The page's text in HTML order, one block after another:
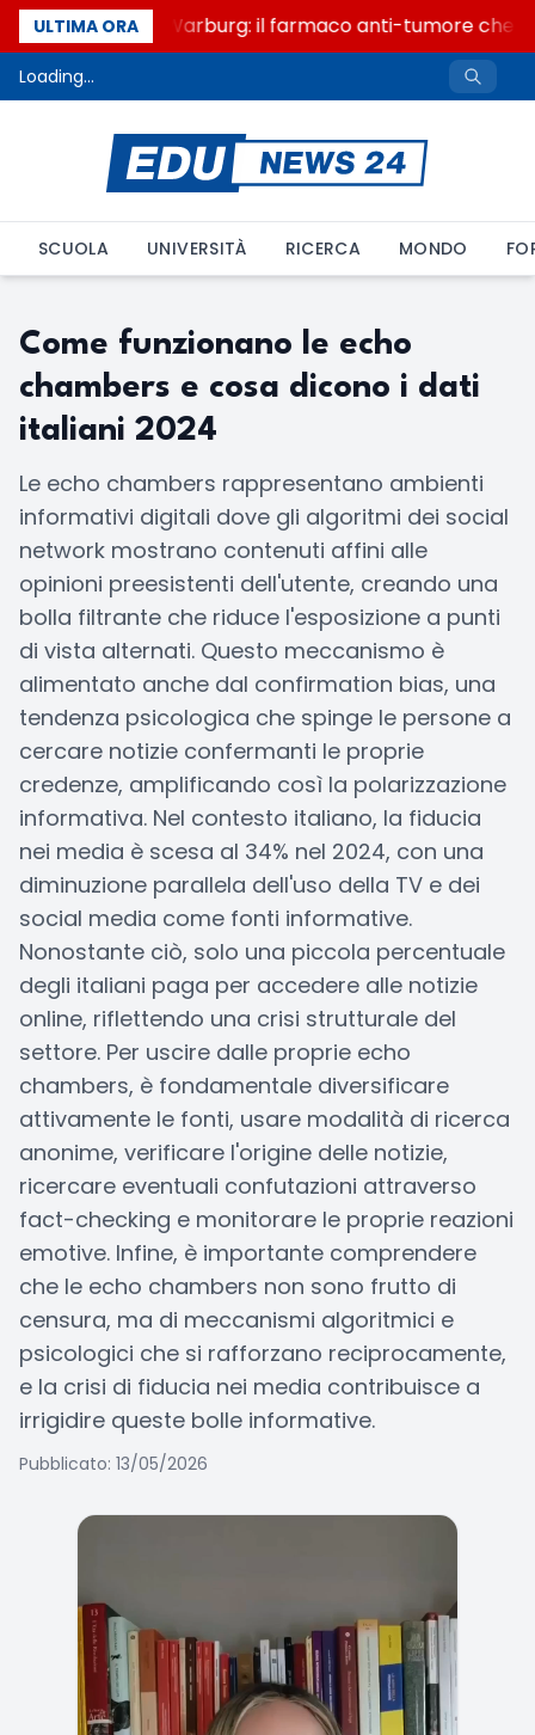
ULTIMA ORA
Un secolo di Warburg: il farmaco anti-tumore che
Loading...
SCUOLA UNIVERSITÀ RICERCA MONDO
Come funzionano le echo
chambers e cosa dicono i dati
italiani 2024
Le echo chambers rappresentano ambienti
informativi digitali dove gli algoritmi dei social
network mostrano contenuti affini alle
opinioni preesistenti dell'utente, creando una
bolla filtrante che riduce l'esposizione a punti
di vista alternati. Questo meccanismo è
alimentato anche dal confirmation bias, una
tendenza psicologica che spinge le persone a
cercare notizie confermanti le proprie
credenze, amplificando così la polarizzazione
informativa. Nel contesto italiano, la fiducia
nei media è scesa al 34% nel 2024, con una
diminuzione parallela dell'uso della TV e dei
social media come fonti informative.
Nonostante ciò, solo una piccola percentuale
degli italiani paga per accedere alle notizie
online, riflettendo una crisi strutturale del
settore. Per uscire dalle proprie echo
chambers, è fondamentale diversificare
attivamente le fonti, usare modalità di ricerca
anonime, verificare l'origine delle notizie,
ricercare eventuali confutazioni attraverso
fact-checking e monitorare le proprie reazioni
emotive. Infine, è importante comprendere
che le echo chambers non sono frutto di
censura, ma di meccanismi algoritmici e
psicologici che si rafforzano reciprocamente,
e la crisi di fiducia nei media contribuisce a
irrigidire queste bolle informative.
Pubblicato: 13/05/2026